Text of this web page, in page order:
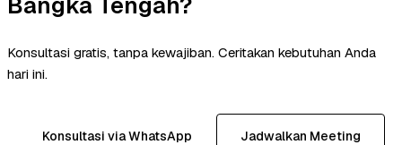
Konsultasi gratis, tanpa kewajiban. Ceritakan kebutuhan Anda
hari ini.
Konsultasi via WhatsApp Jadwalkan Meeting